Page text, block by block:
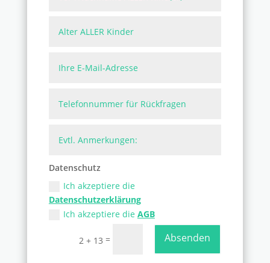
Datenschutz
Ich akzeptiere die
Datenschutzerklärung
Ich akzeptiere die AGB
2 + 13 = Absenden